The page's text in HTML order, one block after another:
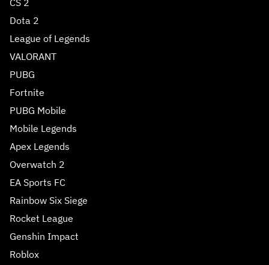
CS 2
Dota 2
League of Legends
VALORANT
PUBG
Fortnite
PUBG Mobile
Mobile Legends
Apex Legends
Overwatch 2
EA Sports FC
Rainbow Six Siege
Rocket League
Genshin Impact
Roblox